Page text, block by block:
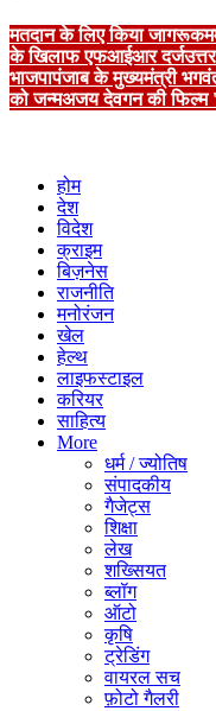
मतदान के लिए किया जागरूक
के खिलाफ एफआईआर दर्ज
भाजपापंजाब के मुख्यमंत्री
को जन्मअजय देवगन की फिल्म
होम
देश
विदेश
क्राइम
बिज़नेस
राजनीति
मनोरंजन
खेल
हेल्थ
लाइफस्टाइल
करियर
साहित्य
More
धर्म / ज्योतिष
संपादकीय
गैजेट्स
शिक्षा
लेख
शख्सियत
ब्लॉग
ऑटो
कृषि
ट्रेडिंग
वायरल सच
फ़ोटो गैलरी